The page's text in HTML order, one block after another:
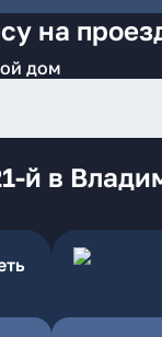
на
дом
й в